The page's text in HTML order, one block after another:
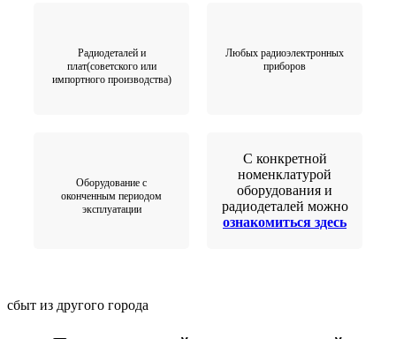
Радиодеталей и
плат(советского или
импортного производства)
Любых радиоэлектронных
приборов
Оборудование с
оконченным периодом
эксплуатации
С конкретной
номенклатурой
оборудования и
радиодеталей можно
ознакомиться здесь
сбыт из другого города